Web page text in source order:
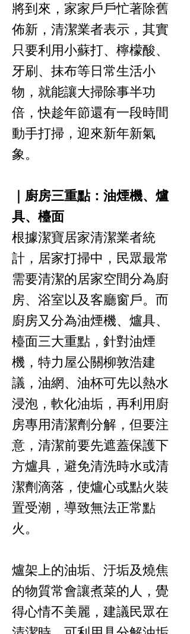
將到來，家家戶戶忙著除舊
佈新，清潔業者表示，其實
只要利用小蘇打、檸檬酸、
牙刷、抹布等日常生活小
物，就能讓大掃除事半功
倍，快趁年節還有一段時間
動手打掃，迎來新年新氣
象。
｜廚房三重點：油煙機、爐
具、檯面
根據潔寶居家清潔業者統
計，居家打掃中，民眾最常
需要清潔的居家空間分為廚
房、浴室以及客廳窗戶。而
廚房又分為油煙機、爐具、
檯面三大重點，針對油煙
機，特力屋公關柳敦浩建
議，油網、油杯可先以熱水
浸泡，軟化油垢，再利用廚
房專用清潔劑分解，但要注
意，清潔前要先遮蓋保護下
方爐具，避免清洗時水或清
潔劑滴落，使爐心或點火裝
置受潮，導致無法正常點
火。
爐架上的油垢、汙垢及燒焦
的物質常會讓煮菜的人，覺
得心情不美麗，建議民眾在